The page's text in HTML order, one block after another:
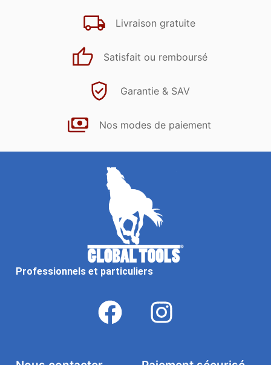
Livraison gratuite
Satisfait ou remboursé
Garantie & SAV
Nos modes de paiement
Professionnels et particuliers